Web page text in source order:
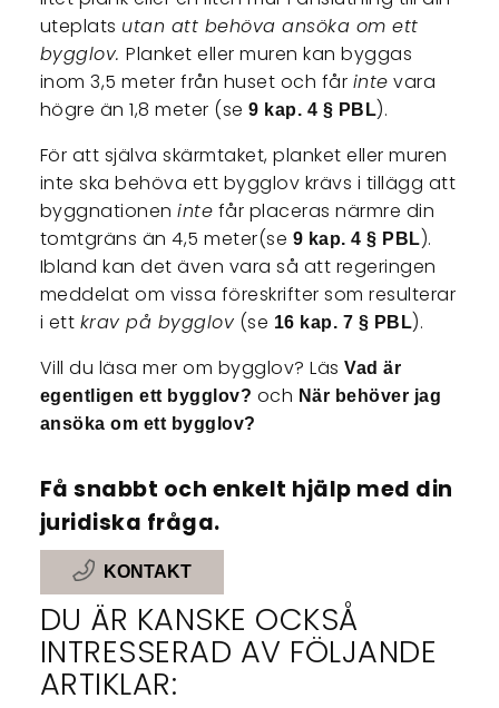
uteplats utan att behöva ansöka om ett
bygglov.Planket eller muren kan byggas
inom 3,5 meter från huset och får inte vara
högre än 1,8 meter (se9 kap. 4 § PBL).
För att själva skärmtaket, planket eller muren
inte ska behöva ett bygglov krävs i tillägg att
byggnationeninte får placeras närmre din
tomtgräns än 4,5 meter(se 9 kap. 4 § PBL).
Ibland kan det även vara så att regeringen
meddelat om vissa föreskrifter som resulterar
i ett krav på bygglov (se 16 kap. 7 § PBL).
Vill du läsa mer om bygglov? LäsVad är
egentligen ett bygglov? och När behöver jag
ansöka om ett bygglov?
Få snabbt och enkelt hjälp med din
juridiska fråga.
KONTAKT
DU ÄR KANSKE OCKSÅ
INTRESSERAD AV FÖLJANDE
ARTIKLAR: